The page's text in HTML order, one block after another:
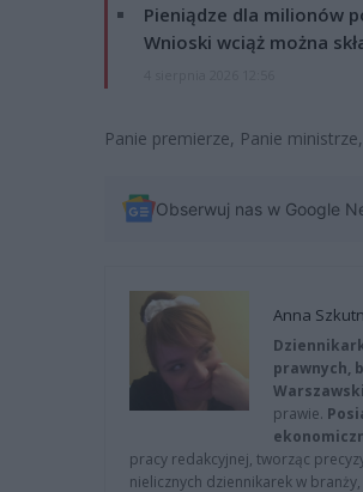
Pieniądze dla milionów
Wnioski wciąż można
Panie premierze, Panie
Obserwuj nas w Google
Anna
prawnych,
prawie.
pracy redakcyjnej, tworząc
nielicznych dziennikarek w